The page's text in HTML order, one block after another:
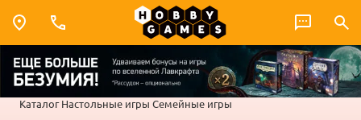
Каталог Настольные игры Семейные игры